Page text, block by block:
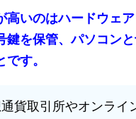
高いのはハードウェ
鍵を保管、パソコン
す。
貨取引所やオンライ